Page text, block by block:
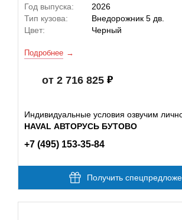
Год выпуска:
2026
Тип кузова:
Внедорожник 5 дв.
Цвет:
Черный
Подробнее
от 2 716 825
Индивидуальные условия озвучим
HAVAL АВТОРУСЬ БУТОВО
+7 (495) 153-35-84
Получить